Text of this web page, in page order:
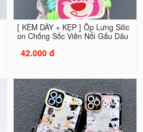
[ KÈM DÂY + KẸP ] Ốp Lưng Silic
on Chống Sốc Viền Nổi Gấu Dâu
42.000 đ